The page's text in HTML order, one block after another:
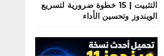
التثبيت | 15 خطوة ضرورية لتسريع
الويندوز وتحسين الأداء